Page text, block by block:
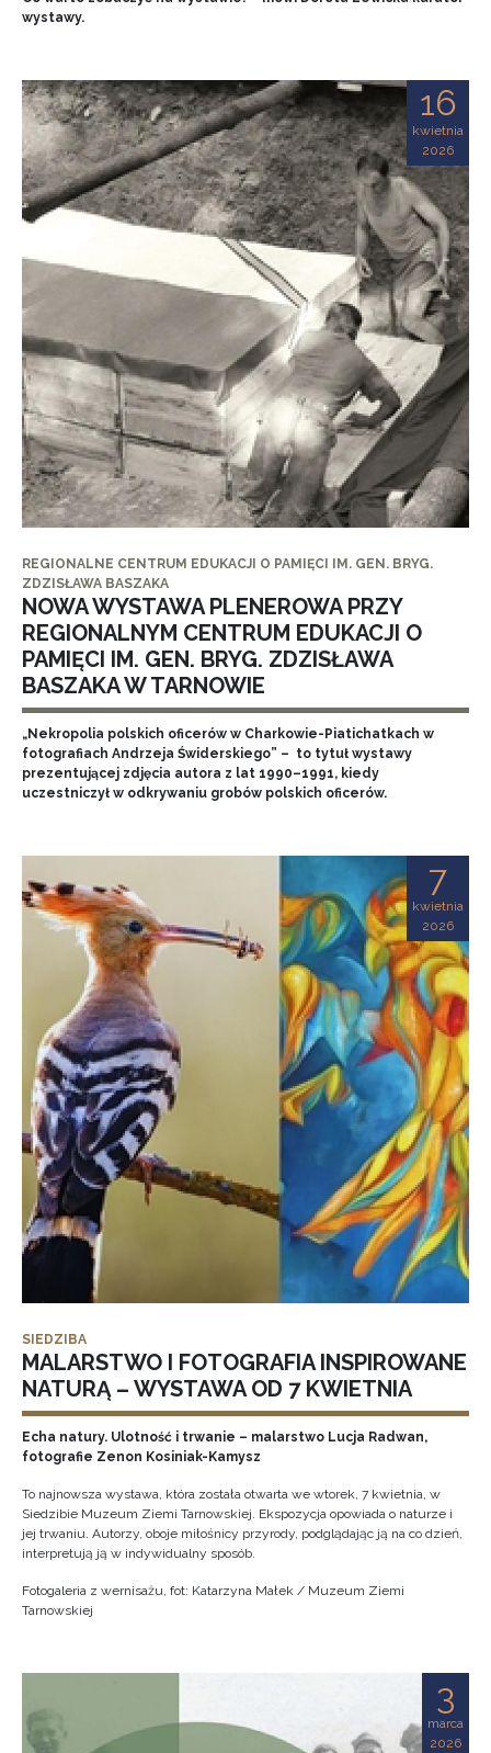
wystawy.
16
kwietnia
2026
REGIONALNE CENTRUM EDUKACJI O PAMIĘCI IM. GEN. BRYG.
ZDZISŁAWA BASZAKA
NOWA WYSTAWA PLENEROWA PRZY
REGIONALNYM CENTRUM EDUKACJI O
PAMIĘCI IM. GEN. BRYG. ZDZISŁAWA
BASZAKA W TARNOWIE
„Nekropolia polskich oficerów w Charkowie-Piatichatkach w
fotografiach Andrzeja Świderskiego” – to tytuł wystawy
prezentującej zdjęcia autora z lat 1990–1991, kiedy
uczestniczył w odkrywaniu grobów polskich oficerów.
7
kwietnia
2026
SIEDZIBA
MALARSTWO I FOTOGRAFIA INSPIROWANE
NATURĄ – WYSTAWA OD 7 KWIETNIA
Echa natury. Ulotność i trwanie – malarstwo Lucja Radwan,
fotografie Zenon Kosiniak-Kamysz
To najnowsza wystawa, która została otwarta we wtorek, 7 kwietnia, w
Siedzibie Muzeum Ziemi Tarnowskiej. Ekspozycja opowiada o naturze i
jej trwaniu. Autorzy, oboje miłośnicy przyrody, podglądając ją na co dzień,
interpretują ją w indywidualny sposób.
Fotogaleria z wernisażu, fot: Katarzyna Małek / Muzeum Ziemi
Tarnowskiej
3
marca
2026